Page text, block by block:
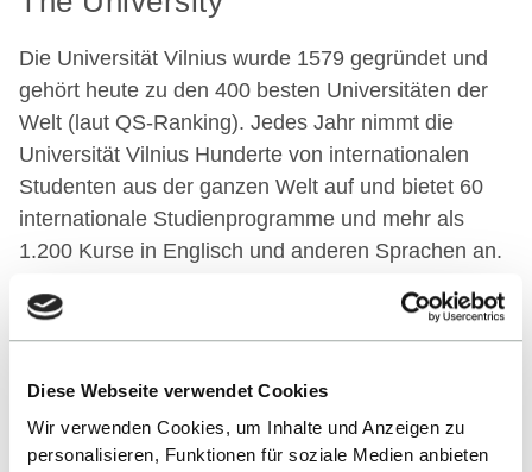
Diese Webseite verwendet Cookies
Wir verwenden Cookies, um Inhalte und Anzeigen zu
personalisieren, Funktionen für soziale Medien anbieten
Die Universität Vilnius wurde 1579 gegründet und
gehört heute zu den 400 besten Universitäten der
Welt (laut QS-Ranking). Jedes Jahr nimmt die
Universität Vilnius Hunderte von internationalen
Studenten aus der ganzen Welt auf und bietet 60
internationale Studienprogramme und mehr als
1.200 Kurse in Englisch und anderen Sprachen an.
Link zur Partnerhochschule
Collaborating degree programmes